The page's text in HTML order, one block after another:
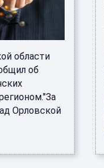
области
об
Орловской